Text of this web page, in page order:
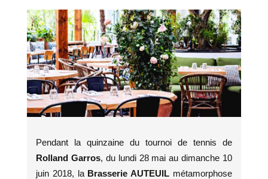
Pendant la quinzaine du tournoi de tennis de
Rolland Garros, du lundi 28 mai au dimanche 10
juin 2018, la Brasserie AUTEUIL métamorphose